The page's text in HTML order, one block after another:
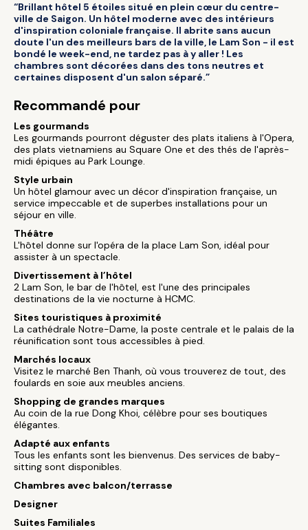
“Brillant hôtel 5 étoiles situé en plein cœur du centre-
ville de Saigon. Un hôtel moderne avec des intérieurs
d'inspiration coloniale française. Il abrite sans aucun
doute l'un des meilleurs bars de la ville, le Lam Son - il est
bondé le week-end, ne tardez pas à y aller ! Les
chambres sont décorées dans des tons neutres et
certaines disposent d'un salon séparé.”
Recommandé pour
Les gourmands
Les gourmands pourront déguster des plats italiens à l'Opera,
des plats vietnamiens au Square One et des thés de l'après-
midi épiques au Park Lounge.
Style urbain
Un hôtel glamour avec un décor d'inspiration française, un
service impeccable et de superbes installations pour un
séjour en ville.
Théâtre
L'hôtel donne sur l'opéra de la place Lam Son, idéal pour
assister à un spectacle.
Divertissement à l’hôtel
2 Lam Son, le bar de l'hôtel, est l'une des principales
destinations de la vie nocturne à HCMC.
Sites touristiques à proximité
La cathédrale Notre-Dame, la poste centrale et le palais de la
réunification sont tous accessibles à pied.
Marchés locaux
Visitez le marché Ben Thanh, où vous trouverez de tout, des
foulards en soie aux meubles anciens.
Shopping de grandes marques
Au coin de la rue Dong Khoi, célèbre pour ses boutiques
élégantes.
Adapté aux enfants
Tous les enfants sont les bienvenus. Des services de baby-
sitting sont disponibles.
Chambres avec balcon/terrasse
Designer
Suites Familiales